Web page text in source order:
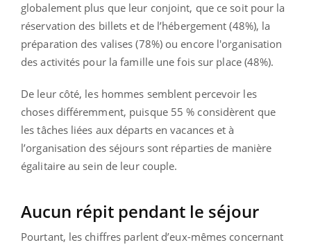
globalement plus que leur conjoint, que ce soit pour la
réservation des billets et de l’hébergement (48%), la
préparation des valises (78%) ou encore l'organisation
des activités pour la famille une fois sur place (48%).
De leur côté, les hommes semblent percevoir les
choses différemment, puisque 55 % considèrent que
les tâches liées aux départs en vacances et à
l’organisation des séjours sont réparties de manière
égalitaire au sein de leur couple.
Aucun répit pendant le séjour
Pourtant, les chiffres parlent d’eux-mêmes concernant